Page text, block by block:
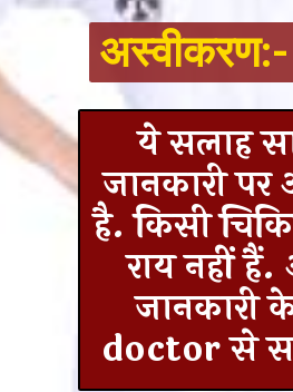
अस्वीकरण:-
ये सलाह
जानकारी पर
है. किसी
राय नहीं
जानकारी
doctor से